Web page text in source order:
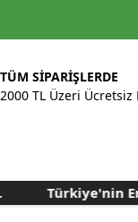
TÜM SİPARİŞLERDE
2000 TL Üzeri Ücretsiz
Kümes
Kedi Yaş
Tasmalar
Tavşan Yemleri
Türkiye'nin En